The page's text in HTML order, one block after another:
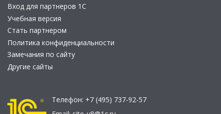
Вход для партнеров 1С
Учебная версия
Стать партнером
Политика конфиденциальности
Замечания по сайту
Другие сайты
Телефон: +7 (495) 737-92-57